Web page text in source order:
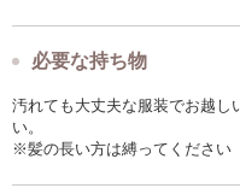
必要な持ち物
汚れても大丈夫な服装でお越し
い。
※髪の長い方は縛ってください